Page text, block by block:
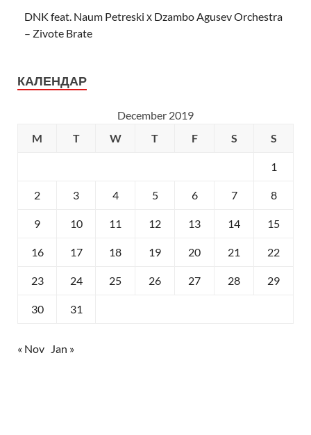
DNK feat. Naum Petreski х Dzambo Agusev Orchestra
– Zivote Brate
КАЛЕНДАР
December 2019
M
T W T F S S
1
2 3 4 5 6 7 8
9 10 11 12 13 14 15
16 17 18 19 20 21 22
23 24 25 26 27 28 29
30 31
« Nov Jan »